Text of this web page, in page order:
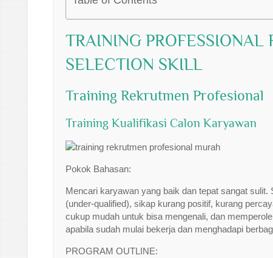
TRAINING
SELECTION SKILL
Training Rekrutmen Profesional
Training Kualifikasi Calon Karyawan
Pokok Bahasan:
Mencari karyawan yang baik dan tepat sangat
(under-qualified), sikap kurang positif, kurang
cukup mudah untuk bisa mengenali, dan
apabila sudah mulai bekerja dan menghadapi
PROGRAM OUTLINE: